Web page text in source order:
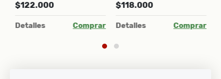
$122.000
Detalles Comprar
$118.000
Detalles Comprar